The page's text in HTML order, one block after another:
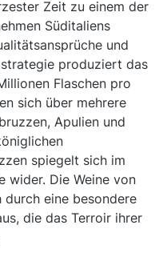
Zeit zu einem der
Süditaliens
und
produziert das
Flaschen pro
sich über mehrere
Apulien und
spiegelt sich im
wider. Die Weine von
durch eine besondere
die das Terroir ihrer